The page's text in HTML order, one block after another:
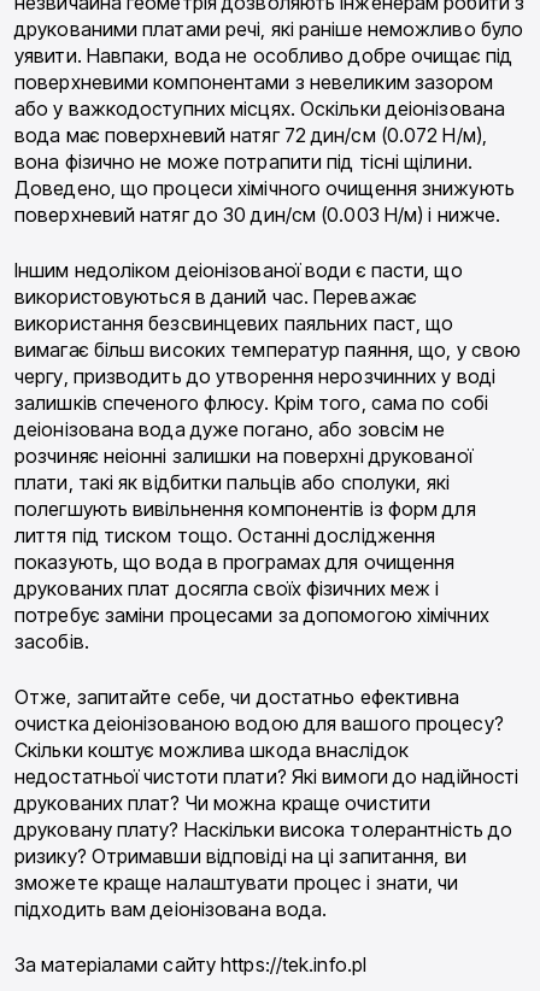
друкованими платами речі, які раніше неможливо було
уявити. Навпаки, вода не особливо добре очищає під
поверхневими компонентами з невеликим зазором
або у важкодоступних місцях. Оскільки деіонізована
вода має поверхневий натяг 72 дин/см (0.072 Н/м),
вона фізично не може потрапити під тісні щілини.
Доведено, що процеси хімічного очищення знижують
поверхневий натяг до 30 дин/см (0.003 Н/м) і нижче.
Іншим недоліком деіонізованої води є пасти, що
використовуються в даний час. Переважає
використання безсвинцевих паяльних паст, що
вимагає більш високих температур паяння, що, у свою
чергу, призводить до утворення нерозчинних у воді
залишків спеченого флюсу. Крім того, сама по собі
деіонізована вода дуже погано, або зовсім не
розчиняє неіонні залишки на поверхні друкованої
плати, такі як відбитки пальців або сполуки, які
полегшують вивільнення компонентів із форм для
лиття під тиском тощо. Останні дослідження
показують, що вода в програмах для очищення
друкованих плат досягла своїх фізичних меж і
потребує заміни процесами за допомогою хімічних
засобів.
Отже, запитайте себе, чи достатньо ефективна
очистка деіонізованою водою для вашого процесу?
Скільки коштує можлива шкода внаслідок
недостатньої чистоти плати? Які вимоги до надійності
друкованих плат? Чи можна краще очистити
друковану плату? Наскільки висока толерантність до
ризику? Отримавши відповіді на ці запитання, ви
зможете краще налаштувати процес і знати, чи
підходить вам деіонізована вода.
За матеріалами сайту https://tek.info.pl